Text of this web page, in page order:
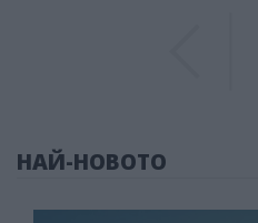
НАЙ-НОВОТО